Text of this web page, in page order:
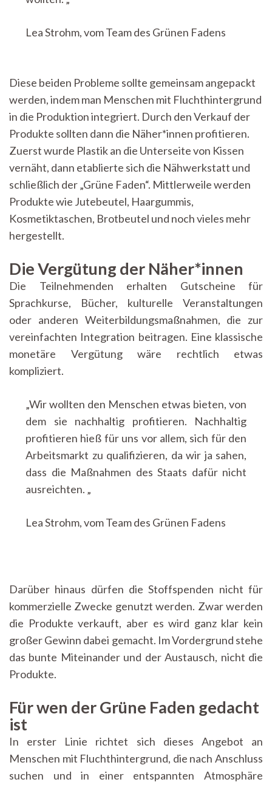
Lea Strohm, vom Team des Grünen Fadens
Diese beiden Probleme sollte gemeinsam angepackt
werden, indem man Menschen mit Fluchthintergrund
in die Produktion integriert. Durch den Verkauf der
Produkte sollten dann die Näher*innen profitieren.
Zuerst wurde Plastik an die Unterseite von Kissen
vernäht, dann etablierte sich die Nähwerkstatt und
schließlich der „Grüne Faden“. Mittlerweile werden
Produkte wie Jutebeutel, Haargummis,
Kosmetiktaschen, Brotbeutel und noch vieles mehr
hergestellt.
Die Vergütung der Näher*innen
Die Teilnehmenden erhalten Gutscheine für
Sprachkurse, Bücher, kulturelle Veranstaltungen
oder anderen Weiterbildungsmaßnahmen, die zur
vereinfachten Integration beitragen. Eine klassische
monetäre Vergütung wäre rechtlich etwas
kompliziert.
„Wir wollten den Menschen etwas bieten, von
dem sie nachhaltig profitieren. Nachhaltig
profitieren hieß für uns vor allem, sich für den
Arbeitsmarkt zu qualifizieren, da wir ja sahen,
dass die Maßnahmen des Staats dafür nicht
ausreichten. „
Lea Strohm, vom Team des Grünen Fadens
Darüber hinaus dürfen die Stoffspenden nicht für
kommerzielle Zwecke genutzt werden. Zwar werden
die Produkte verkauft, aber es wird ganz klar kein
großer Gewinn dabei gemacht. Im Vordergrund stehe
das bunte Miteinander und der Austausch, nicht die
Produkte.
Für wen der Grüne Faden gedacht
ist
In erster Linie richtet sich dieses Angebot an
Menschen mit Fluchthintergrund, die nach Anschluss
suchen und in einer entspannten Atmosphäre